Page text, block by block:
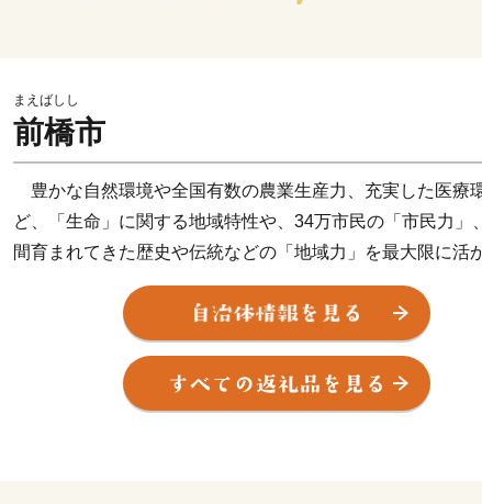
まえばしし
前橋市
豊かな自然環境や全国有数の農業生産力、充実した医療
ど、「生命」に関する地域特性や、34万市民の「市民力」
間育まれてきた歴史や伝統などの「地域力」を最大限に活
民誰もが元気に暮らせる安全・安心なまちづくりを進めて
ふるさと納税制度の実施にあたっては、全国の賛同者と
業を推進したい13のプロジェクトコース と市長一任コース
通りの使い道を掲載させていただき、多様な本市の特産品
ービスを返礼品としてご用意させていただいております。
前橋市出身の皆様、全国にお住まいの皆様には、「前橋